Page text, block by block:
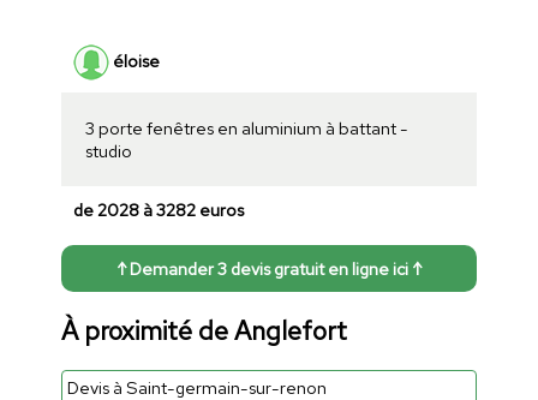
éloise
3 porte fenêtres en aluminium à battant -
studio
de 2028 à 3282 euros
↑ Demander 3 devis gratuit en ligne ici ↑
À proximité de Anglefort
Devis à Saint-germain-sur-renon